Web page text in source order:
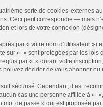
sorte de cookies, externes
Ceci peut correspondre — mais
et lors de votre connexion
par « votre nom d’utilisateur
sur « » sont protégées par les
par « » durant votre
décider de vous abonner
sécurisé. Cependant, il est
cas une personne affiliée à «
de passe » qui est proposée